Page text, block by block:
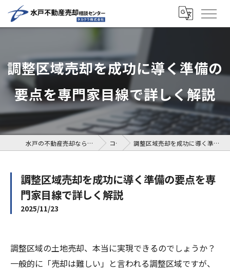
調整区域売却を成功に導く準備の
要点を専門家目線で詳しく解説
水戸の不動産売却なら水戸不動産売却相談センター コラム 調整区域売却を成功に導く準備の要点を専門家目線で詳しく解説
調整区域売却を成功に導く準備の要点を専
門家目線で詳しく解説
2025/11/23
調整区域の土地売却、本当に実現できるのでしょうか？
一般的に「売却は難しい」と言われる調整区域ですが、